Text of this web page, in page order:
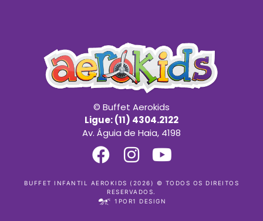
© Buffet Aerokids
Ligue: (11) 4304.2122
Av. Águia de Haia, 4198
BUFFET INFANTIL AEROKIDS (2026) © TODOS OS DIREITOS
RESERVADOS.
1POR1 DESIGN